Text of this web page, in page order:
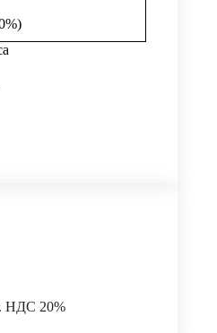
НДС 20%